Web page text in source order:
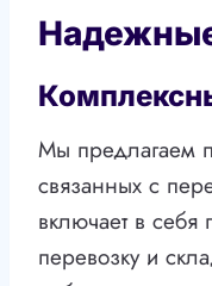
Мы предлагаем
связанных с
включает в себя
перевозку и